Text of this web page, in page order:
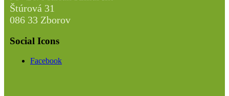
Štúrová 31
086 33 Zborov
Social Icons
Facebook